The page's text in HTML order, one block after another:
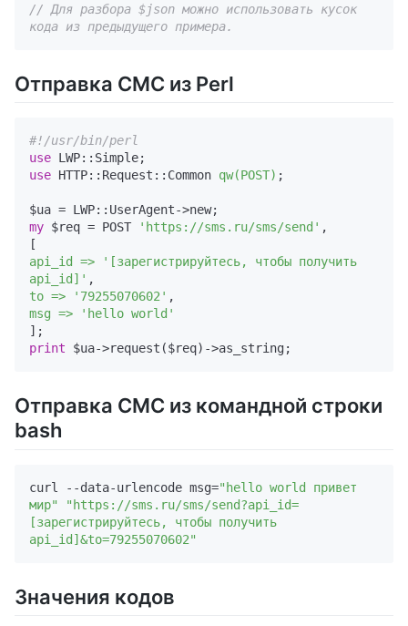
// Для разбора $json можно использовать кусок
кода из предыдущего примера.
Отправка СМС из Perl
#!/usr/bin/perl
use
use HTTP::Request::Common qw(POST) ;
my $req = POST 'https://sms.ru/sms/send' ,
api_id =>
'[зарегистрируйтесь, чтобы получить
api_id]'
to =>
'79255070602'
msg =>
'hello world'
print
Отправка СМС из командной строки
bash
curl --data-urlencode msg="hello world привет
мир"
"https://sms.ru/sms/send?api_id=
[зарегистрируйтесь, чтобы получить
api_id]&to=79255070602"
Значения кодов